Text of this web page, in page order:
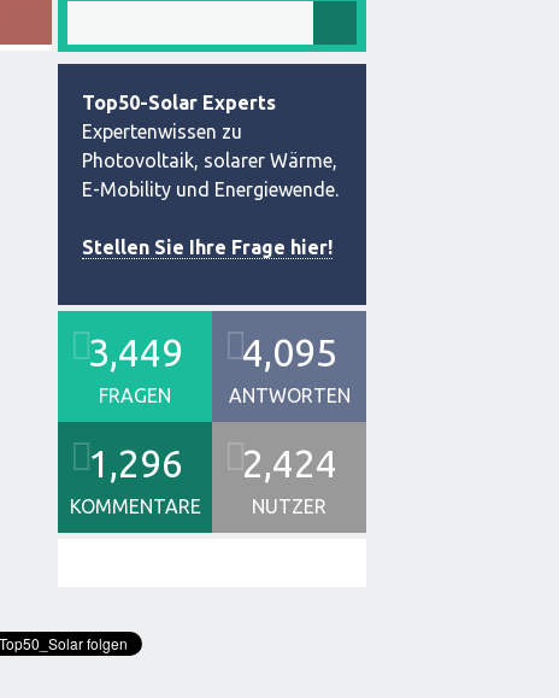
Top50-Solar Experts
Expertenwissen zu
Photovoltaik, solarer Wärme,
E-Mobility und Energiewende.
Stellen Sie Ihre Frage hier!
3,449
FRAGEN
4,095
ANTWORTEN
1,296
KOMMENTARE
2,424
NUTZER